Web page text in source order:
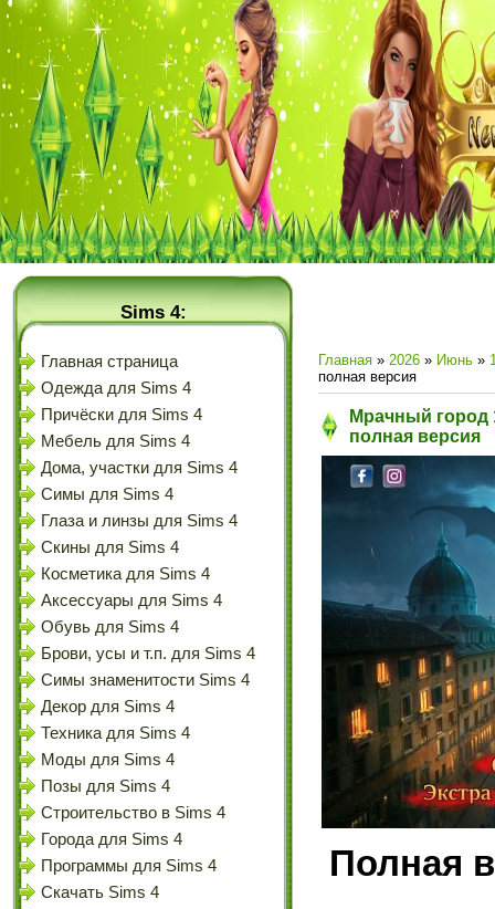
Sims 4:
Главная страница
Одежда для Sims 4
Причёски для Sims 4
Мебель для Sims 4
Дома, участки для Sims 4
Симы для Sims 4
Глаза и линзы для Sims 4
Скины для Sims 4
Косметика для Sims 4
Аксессуары для Sims 4
Обувь для Sims 4
Брови, усы и т.п. для Sims 4
Симы знаменитости Sims 4
Декор для Sims 4
Техника для Sims 4
Моды для Sims 4
Позы для Sims 4
Строительство в Sims 4
Города для Sims 4
Программы для Sims 4
Скачать Sims 4
Главная » 2026 » Июнь »
полная версия
Мрачный город
полная версия
Полная